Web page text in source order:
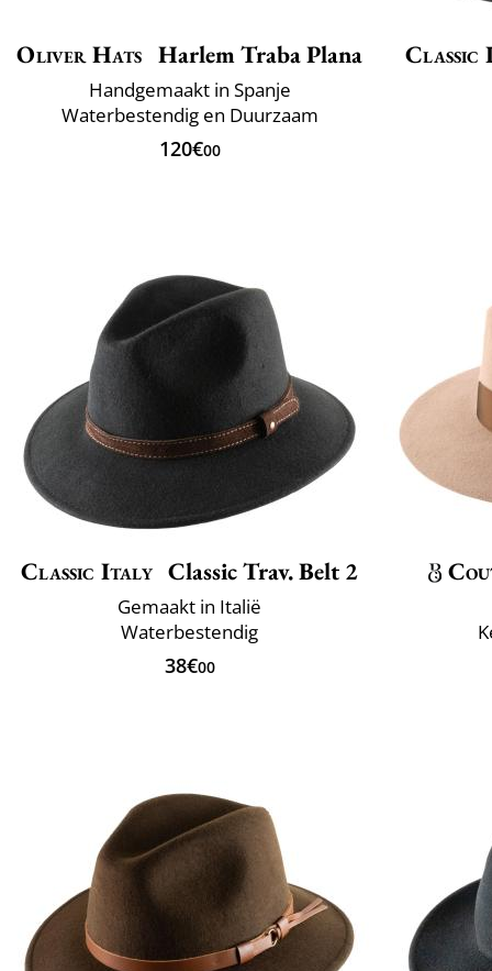
Oliver Hats Harlem Traba Plana
Handgemaakt in Spanje
Waterbestendig en Duurzaam
120€00
Classic
Classic Italy Classic Trav. Belt 2
Gemaakt in Italië
Waterbestendig
38€00